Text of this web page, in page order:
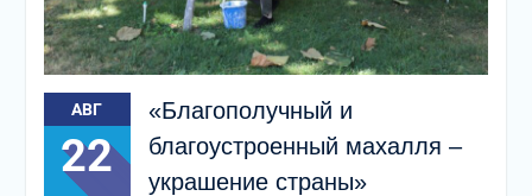
АВГ
22
«Благополучный и
благоустроенный махалля –
украшение страны»